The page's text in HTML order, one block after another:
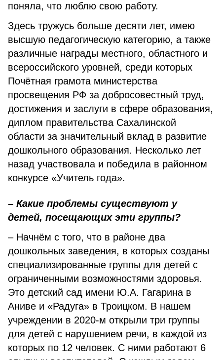
поняла, что люблю свою работу.
Здесь тружусь больше десяти лет, имею
высшую педагогическую категорию, а также
различные награды местного, областного и
всероссийского уровней, среди которых
Почётная грамота министерства
просвещения РФ за добросовестный труд,
достижения и заслуги в сфере образования,
диплом правительства Сахалинской
области за значительный вклад в развитие
дошкольного образования. Несколько лет
назад участвовала и победила в районном
конкурсе «Учитель года».
– Какие проблемы существуют у
детей, посещающих эти группы?
– Начнём с того, что в районе два
дошкольных заведения, в которых созданы
специализированные группы для детей с
ограниченными возможностями здоровья.
Это детский сад имени Ю.А. Гагарина в
Аниве и «Радуга» в Троицком. В нашем
учреждении в 2020-м открыли три группы
для детей с нарушением речи, в каждой из
которых по 12 человек. С ними работают 6